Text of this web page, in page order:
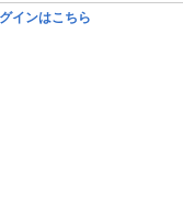
インはこちら